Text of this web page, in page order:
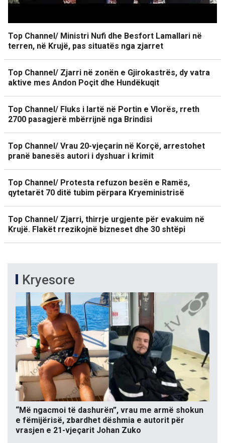
Top Channel/ Ministri Nufi dhe Besfort Lamallari në
terren, në Krujë, pas situatës nga zjarret
Top Channel/ Zjarri në zonën e Gjirokastrës, dy vatra
aktive mes Andon Poçit dhe Hundëkuqit
Top Channel/ Fluks i lartë në Portin e Vlorës, rreth
2700 pasagjerë mbërrijnë nga Brindisi
Top Channel/ Vrau 20-vjeçarin në Korçë, arrestohet
pranë banesës autori i dyshuar i krimit
Top Channel/ Protesta refuzon besën e Ramës,
qytetarët 70 ditë tubim përpara Kryeministrisë
Top Channel/ Zjarri, thirrje urgjente për evakuim në
Krujë. Flakët rrezikojnë bizneset dhe 30 shtëpi
Kryesore
“Më ngacmoi të dashurën”, vrau me armë shokun
e fëmijërisë, zbardhet dëshmia e autorit për
vrasjen e 21-vjeçarit Johan Zuko